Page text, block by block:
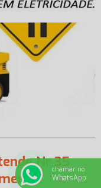
Nr 35
chamar no
WhatsApp